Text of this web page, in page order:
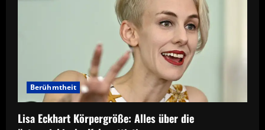
Berühmtheit
Lisa Eckhart Körpergröße: Alles über die